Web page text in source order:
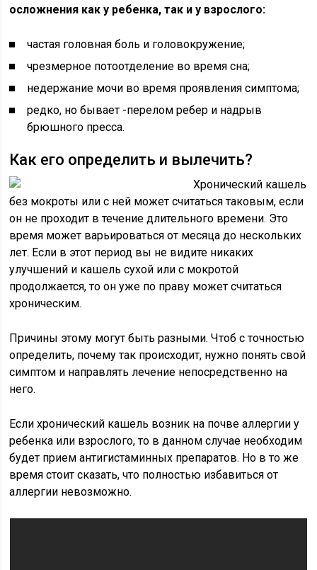
осложнения как у ребенка, так и у взрослого:
частая головная боль и головокружение;
чрезмерное потоотделение во время сна;
недержание мочи во время проявления симптома;
редко, но бывает -перелом ребер и надрыв
брюшного пресса.
Как его определить и вылечить?
Хронический кашель
без мокроты или с ней может считаться таковым, если
он не проходит в течение длительного времени. Это
время может варьироваться от месяца до нескольких
лет. Если в этот период вы не видите никаких
улучшений и кашель сухой или с мокротой
продолжается, то он уже по праву может считаться
хроническим.
Причины этому могут быть разными. Чтоб с точностью
определить, почему так происходит, нужно понять свой
симптом и направлять лечение непосредственно на
него.
Если хронический кашель возник на почве аллергии у
ребенка или взрослого, то в данном случае необходим
будет прием антигистаминных препаратов. Но в то же
время стоит сказать, что полностью избавиться от
аллергии невозможно.